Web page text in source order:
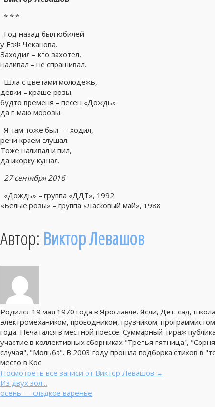
* * *
Год назад был юбилей
у ЕэФ Чеканова.
Заходил – кто захотел,
наливал – не спрашивал.
Шла с цветами молодёжь,
девки – краше розы.
будто временя – песен «Дождь»
да в маю морозы.
Я там тоже был — ходил,
речи краем слушал.
Тоже наливал и пил,
да икорку кушал.
27 сентября 2016
«Дождь» – группа «ДДТ», 1992
«Белые розы» – группа «Ласковый май», 1988
Автор: Виктор Левашов
Родился 19 мая 1970 года в Ярославле. Ясли, Дет. сад,
электромехаником, проводником, грузчиком,
года. Печатался в местной прессе. Суммарный тираж
участие в коллективных сборниках "Третья пятница",
случая", "Мольба". В 2003 году прошла подборка стихов в
место в Кос
Посмотреть все записи от Виктор Левашов →
Из двух зол…
осень — сладкое варенье